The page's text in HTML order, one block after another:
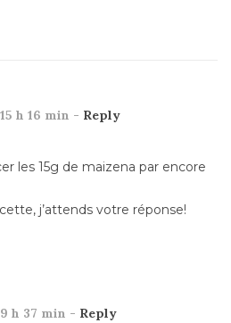
h 16 min - Reply
les 15g de maizena par encore
j’attends votre réponse!
h 37 min - Reply